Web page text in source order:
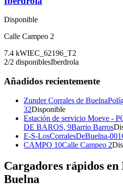
Disponible
Calle Campeo 2
7.4 kWIEC_62196_T2
2/2 disponiblesIberdrola
Añadidos recientemente
Zunder Corrales de Buelna
32Disponible
Estación de servicio Moeve -
DE BAROS, 9Barrio Barros
E-S-LosCorralesDeBuelna-001
CAMPO 10Calle Campeo 2
Cargadores rápidos en
Buelna